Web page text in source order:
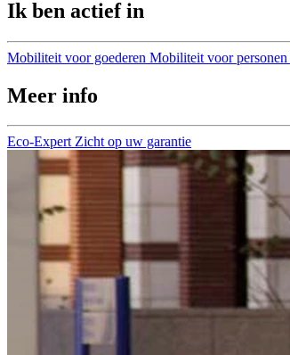
Ik ben actief in
Mobiliteit voor goederen Mobiliteit voor personen
Meer info
Eco-Expert Zicht op uw garantie